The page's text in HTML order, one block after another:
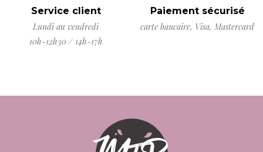
Service client
Lundi au vendredi
10h-12h30 / 14h-17h
Paiement sécurisé
carte bancaire, Visa, Mastercard